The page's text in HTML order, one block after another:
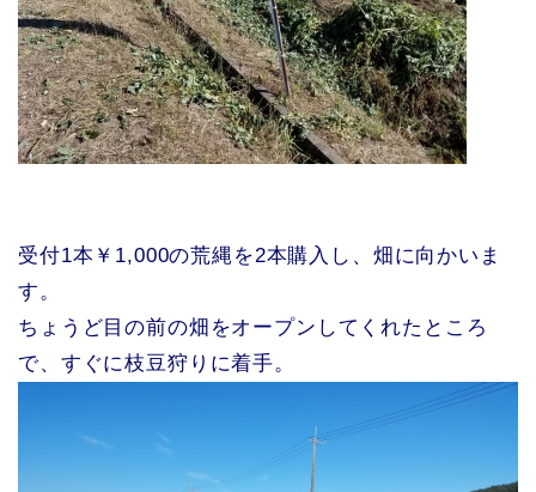
受付1本￥1,000の荒縄を2本購入し、畑に向かいま
す。
ちょうど目の前の畑をオープンしてくれたところ
で、すぐに枝豆狩りに着手。